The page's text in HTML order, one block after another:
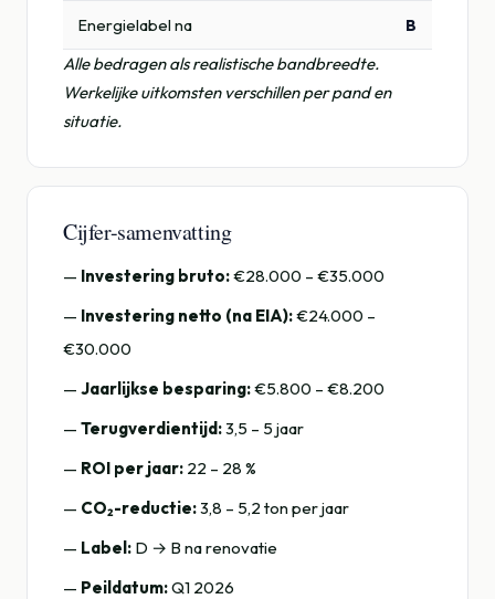
Energielabel na
B
Alle bedragen als realistische bandbreedte.
Werkelijke uitkomsten verschillen per pand en
situatie.
Cijfer-samenvatting
— Investering bruto:€28.000 – €35.000
— Investering netto (na EIA):€24.000 –
€30.000
— Jaarlijkse besparing:€5.800 – €8.200
— Terugverdientijd:3,5 – 5 jaar
— ROI per jaar: 22 – 28 %
— CO₂-reductie:3,8 – 5,2 ton per jaar
— Label: D → B na renovatie
— Peildatum:Q1 2026